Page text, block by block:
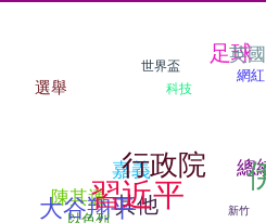
其他
世界盃 網紅
嘉義
陳其邁
選舉
大谷翔平
總
新竹
行政院
科技
足球
以色列
英國
習近平